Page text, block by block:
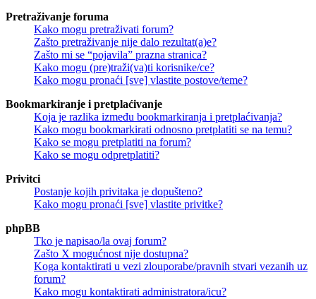
Pretraživanje foruma
Kako mogu pretraživati forum?
Zašto pretraživanje nije dalo rezultat(a)e?
Zašto mi se “pojavila” prazna stranica?
Kako mogu (pre)traži(va)ti korisnike/ce?
Kako mogu pronaći [sve] vlastite postove/teme?
Bookmarkiranje i pretplaćivanje
Koja je razlika između bookmarkiranja i pretplaćivanja?
Kako mogu bookmarkirati odnosno pretplatiti se na temu?
Kako se mogu pretplatiti na forum?
Kako se mogu odpretplatiti?
Privitci
Postanje kojih privitaka je dopušteno?
Kako mogu pronaći [sve] vlastite privitke?
phpBB
Tko je napisao/la ovaj forum?
Zašto X mogućnost nije dostupna?
Koga kontaktirati u vezi zlouporabe/pravnih stvari vezanih uz
forum?
Kako mogu kontaktirati administratora/icu?